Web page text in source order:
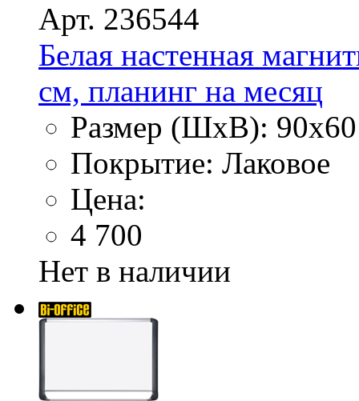
Арт. 236544
Белая настенная
см, планинг на месяц
Размер (ШхВ):
Покрытие: Лаковое
Цена:
4 700
Нет в наличии